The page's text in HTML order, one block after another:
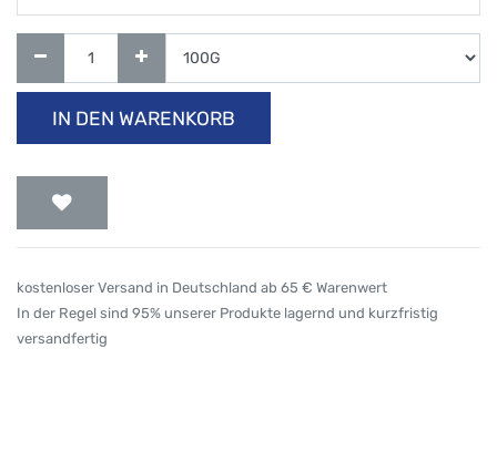
IN DEN WARENKORB
kostenloser Versand in Deutschland ab 65 € Warenwert
In der Regel sind 95% unserer Produkte lagernd und kurzfristig
versandfertig